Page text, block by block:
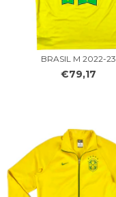
BRASIL M 2022-23
€79,17